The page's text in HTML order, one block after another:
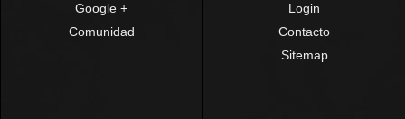
Google +
Comunidad
Login
Contacto
Sitemap